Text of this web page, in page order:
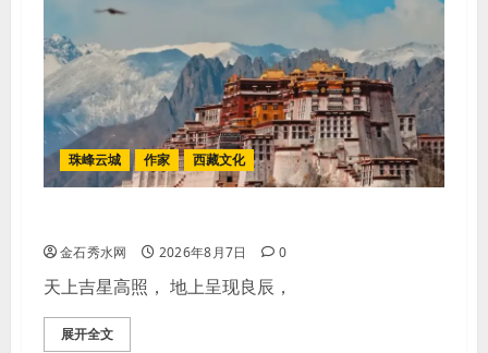
珠峰云城 作家 西藏文化
金石秀水网 2026年8月7日 0
天上吉星高照， 地上呈现良辰，
展开全文